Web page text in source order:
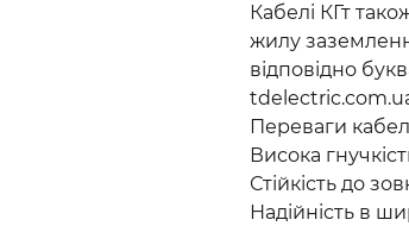
Кабелі КГт
жилу
відповідно
Переваги
Висока
Стійкість до
Надійність в